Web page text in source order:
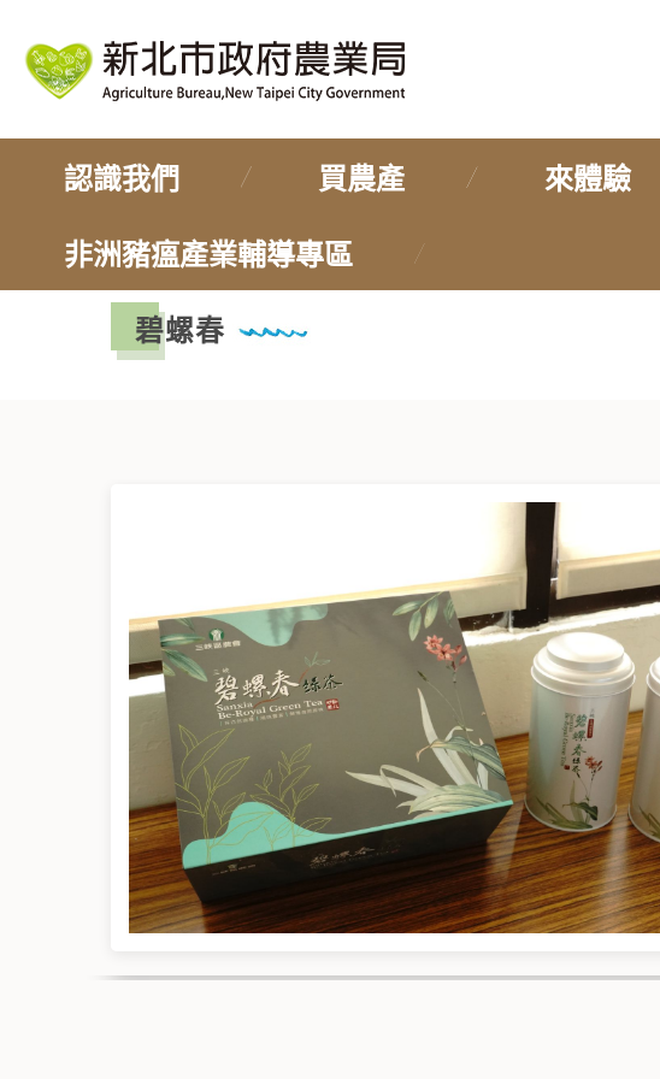
認識我們 買農產 來體驗
非洲豬瘟產業輔導專區
碧螺春